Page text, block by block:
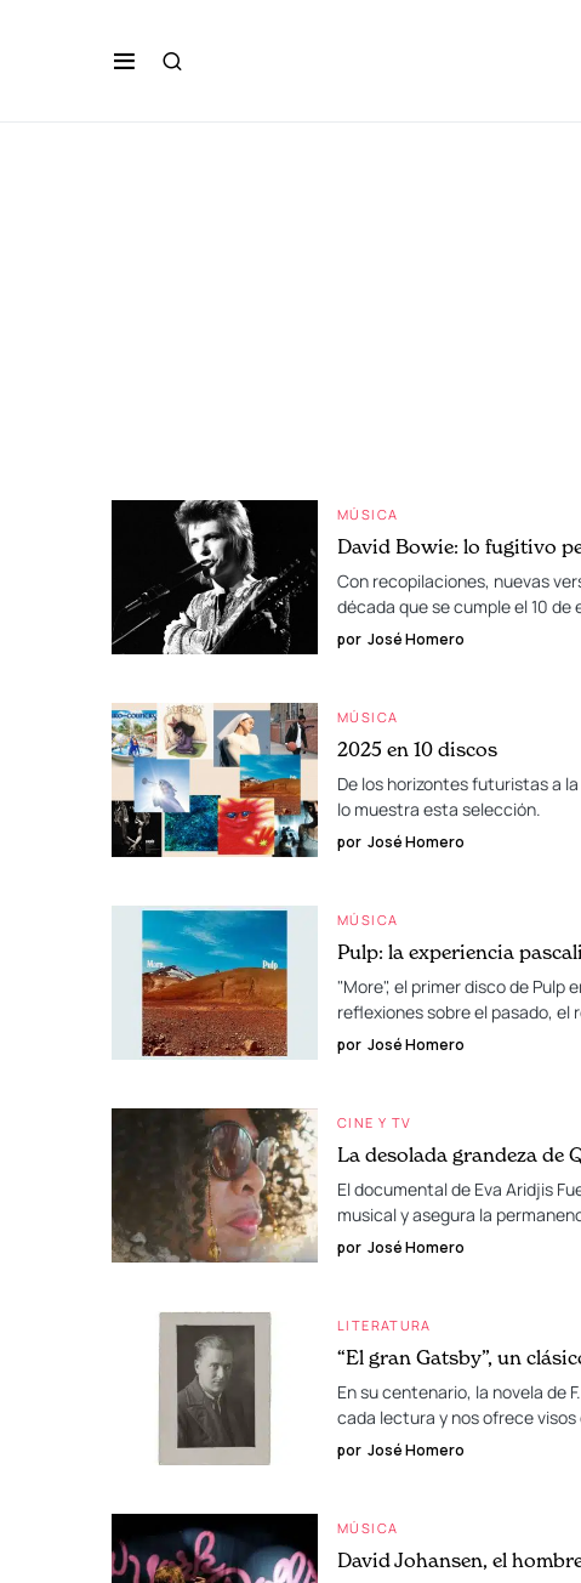
MÚSICA
David Bowie: lo fugitivo
Con recopilaciones, nuevas
década que se cumple el 10
por José Homero
MÚSICA
2025 en 10 discos
De los horizontes futuristas a
lo muestra esta selección.
por José Homero
MÚSICA
Pulp: la experiencia
"More", el primer disco de Pulp
reflexiones sobre el pasado,
por José Homero
CINE Y TV
La desolada grandeza de
El documental de Eva Aridjis
musical y asegura la
por José Homero
LITERATURA
“El gran Gatsby”, un
En su centenario, la novela de
cada lectura y nos ofrece visos
por José Homero
MÚSICA
David Johansen, el